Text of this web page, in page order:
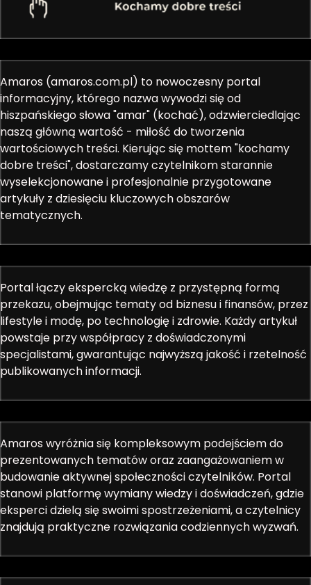
Amaros (amaros.com.pl) to nowoczesny portal
informacyjny, którego nazwa wywodzi się od
hiszpańskiego słowa "amar" (kochać), odzwierciedlając
naszą główną wartość - miłość do tworzenia
wartościowych treści. Kierując się mottem "kochamy
dobre treści", dostarczamy czytelnikom starannie
wyselekcjonowane i profesjonalnie przygotowane
artykuły z dziesięciu kluczowych obszarów
tematycznych.
Portal łączy ekspercką wiedzę z przystępną formą
przekazu, obejmując tematy od biznesu i finansów, przez
lifestyle i modę, po technologię i zdrowie. Każdy artykuł
powstaje przy współpracy z doświadczonymi
specjalistami, gwarantując najwyższą jakość i rzetelność
publikowanych informacji.
Amaros wyróżnia się kompleksowym podejściem do
prezentowanych tematów oraz zaangażowaniem w
budowanie aktywnej społeczności czytelników. Portal
stanowi platformę wymiany wiedzy i doświadczeń, gdzie
eksperci dzielą się swoimi spostrzeżeniami, a czytelnicy
znajdują praktyczne rozwiązania codziennych wyzwań.